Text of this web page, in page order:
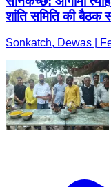
शांति समिति की बैठक
Sonkatch, Dewas |